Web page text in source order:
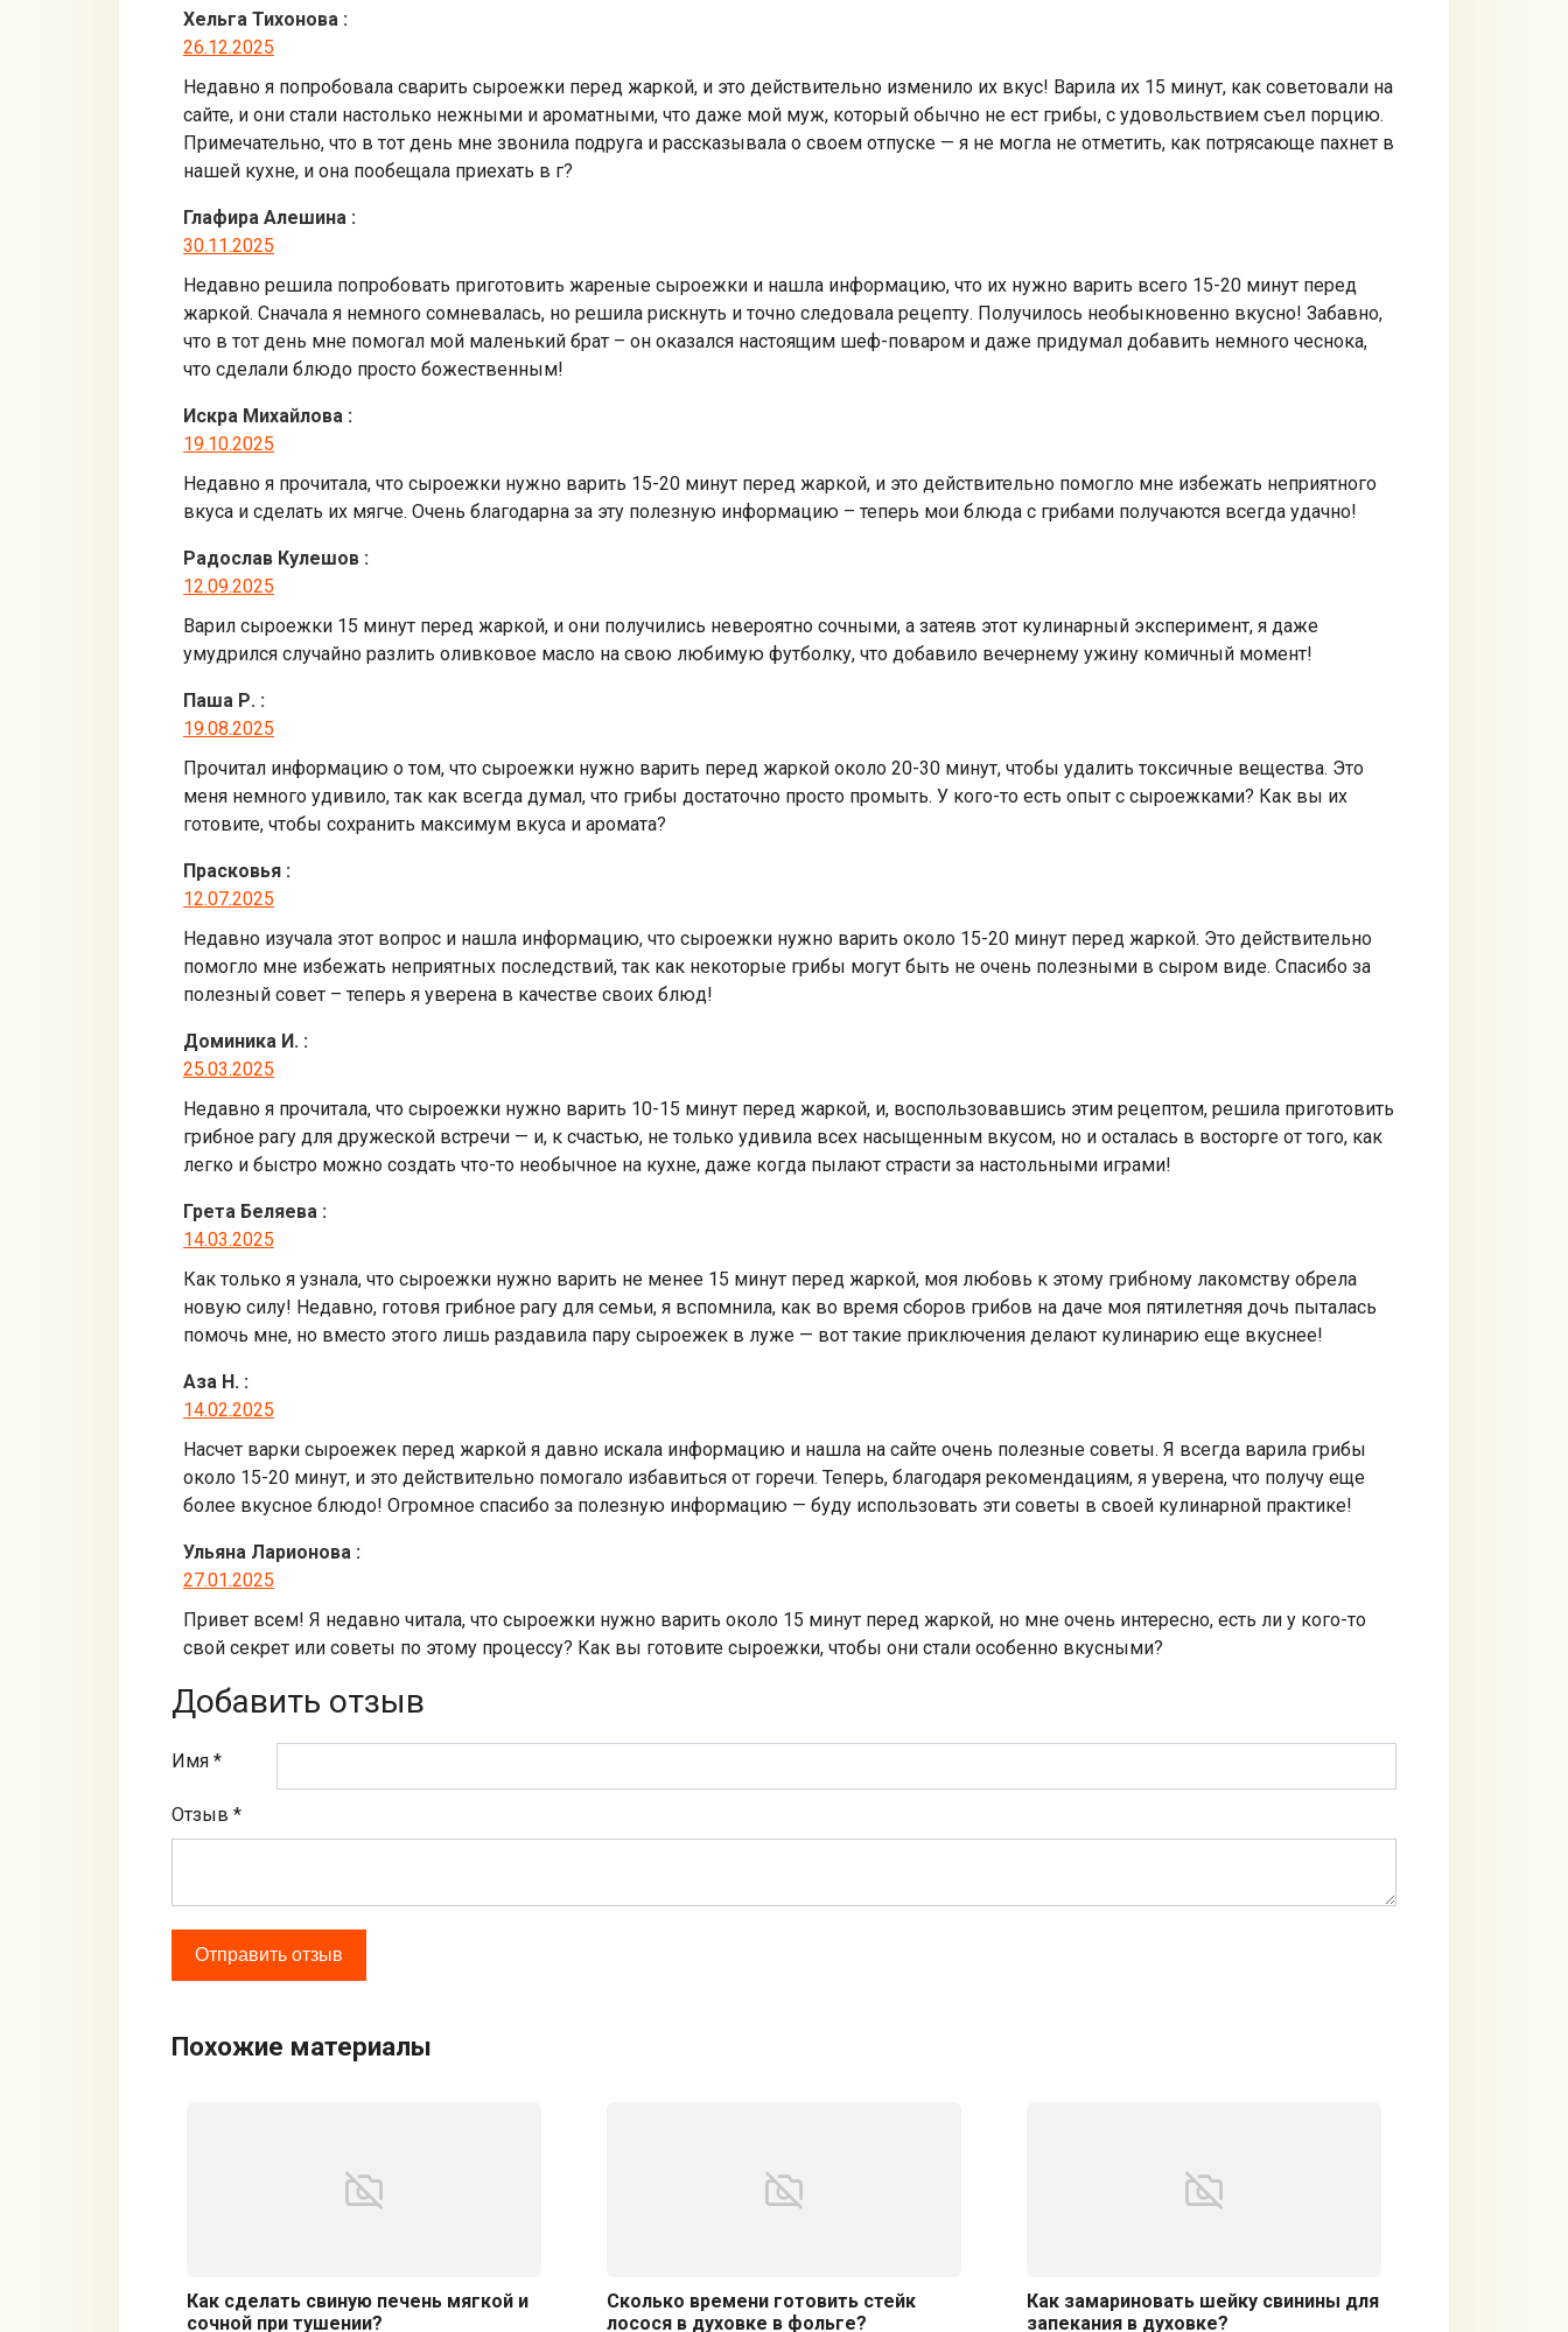
Хельга Тихонова :
26.12.2025
Недавно я попробовала сварить сыроежки перед жаркой, и это действительно изменило их вкус! Варила их 15 минут, как советовали на
сайте, и они стали настолько нежными и ароматными, что даже мой муж, который обычно не ест грибы, с удовольствием съел порцию.
Примечательно, что в тот день мне звонила подруга и рассказывала о своем отпуске — я не могла не отметить, как потрясающе пахнет в
нашей кухне, и она пообещала приехать в г?
Глафира Алешина :
30.11.2025
Недавно решила попробовать приготовить жареные сыроежки и нашла информацию, что их нужно варить всего 15-20 минут перед
жаркой. Сначала я немного сомневалась, но решила рискнуть и точно следовала рецепту. Получилось необыкновенно вкусно! Забавно,
что в тот день мне помогал мой маленький брат – он оказался настоящим шеф-поваром и даже придумал добавить немного чеснока,
что сделали блюдо просто божественным!
Искра Михайлова :
19.10.2025
Недавно я прочитала, что сыроежки нужно варить 15-20 минут перед жаркой, и это действительно помогло мне избежать неприятного
вкуса и сделать их мягче. Очень благодарна за эту полезную информацию – теперь мои блюда с грибами получаются всегда удачно!
Радослав Кулешов :
12.09.2025
Варил сыроежки 15 минут перед жаркой, и они получились невероятно сочными, а затеяв этот кулинарный эксперимент, я даже
умудрился случайно разлить оливковое масло на свою любимую футболку, что добавило вечернему ужину комичный момент!
Паша Р. :
19.08.2025
Прочитал информацию о том, что сыроежки нужно варить перед жаркой около 20-30 минут, чтобы удалить токсичные вещества. Это
меня немного удивило, так как всегда думал, что грибы достаточно просто промыть. У кого-то есть опыт с сыроежками? Как вы их
готовите, чтобы сохранить максимум вкуса и аромата?
Прасковья :
12.07.2025
Недавно изучала этот вопрос и нашла информацию, что сыроежки нужно варить около 15-20 минут перед жаркой. Это действительно
помогло мне избежать неприятных последствий, так как некоторые грибы могут быть не очень полезными в сыром виде. Спасибо за
полезный совет – теперь я уверена в качестве своих блюд!
Доминика И. :
25.03.2025
Недавно я прочитала, что сыроежки нужно варить 10-15 минут перед жаркой, и, воспользовавшись этим рецептом, решила приготовить
грибное рагу для дружеской встречи — и, к счастью, не только удивила всех насыщенным вкусом, но и осталась в восторге от того, как
легко и быстро можно создать что-то необычное на кухне, даже когда пылают страсти за настольными играми!
Грета Беляева :
14.03.2025
Как только я узнала, что сыроежки нужно варить не менее 15 минут перед жаркой, моя любовь к этому грибному лакомству обрела
новую силу! Недавно, готовя грибное рагу для семьи, я вспомнила, как во время сборов грибов на даче моя пятилетняя дочь пыталась
помочь мне, но вместо этого лишь раздавила пару сыроежек в луже — вот такие приключения делают кулинарию еще вкуснее!
Аза Н. :
14.02.2025
Насчет варки сыроежек перед жаркой я давно искала информацию и нашла на сайте очень полезные советы. Я всегда варила грибы
около 15-20 минут, и это действительно помогало избавиться от горечи. Теперь, благодаря рекомендациям, я уверена, что получу еще
более вкусное блюдо! Огромное спасибо за полезную информацию — буду использовать эти советы в своей кулинарной практике!
Ульяна Ларионова :
27.01.2025
Привет всем! Я недавно читала, что сыроежки нужно варить около 15 минут перед жаркой, но мне очень интересно, есть ли у кого-то
свой секрет или советы по этому процессу? Как вы готовите сыроежки, чтобы они стали особенно вкусными?
Добавить отзыв
Имя *
Отзыв *
Похожие материалы
Как сделать свиную печень мягкой и
сочной при тушении?
Сколько времени готовить стейк
лосося в духовке в фольге?
Как замариновать шейку свинины для
запекания в духовке?